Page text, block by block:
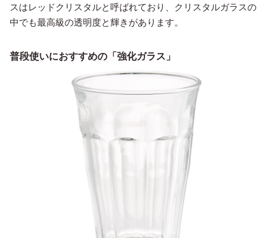
スはレッドクリスタルと呼ばれており、クリスタルガラスの
中でも最高級の透明度と輝きがあります。
普段使いにおすすめの「強化ガラス」